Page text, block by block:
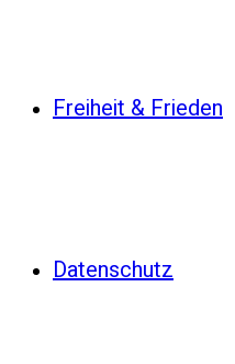
Freiheit & Frieden
Datenschutz